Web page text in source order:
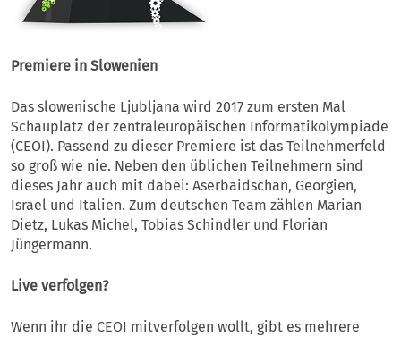
Premiere in Slowenien
Das slowenische Ljubljana wird 2017 zum ersten Mal
Schauplatz der zentraleuropäischen Informatikolympiade
(CEOI). Passend zu dieser Premiere ist das Teilnehmerfeld
so groß wie nie. Neben den üblichen Teilnehmern sind
dieses Jahr auch mit dabei: Aserbaidschan, Georgien,
Israel und Italien. Zum deutschen Team zählen Marian
Dietz, Lukas Michel, Tobias Schindler und Florian
Jüngermann.
Live verfolgen?
Wenn ihr die CEOI mitverfolgen wollt, gibt es mehrere